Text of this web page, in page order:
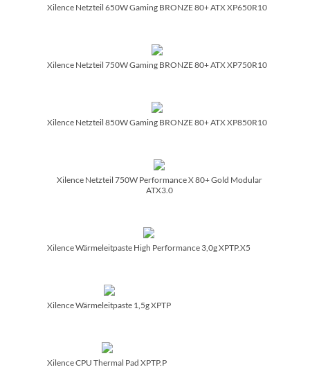
Xilence Netzteil 650W Gaming BRONZE 80+ ATX XP650R10
Xilence Netzteil 750W Gaming BRONZE 80+ ATX XP750R10
Xilence Netzteil 850W Gaming BRONZE 80+ ATX XP850R10
Xilence Netzteil 750W Performance X 80+ Gold Modular
ATX3.0
Xilence Wärmeleitpaste High Performance 3,0g XPTP.X5
Xilence Wärmeleitpaste 1,5g XPTP
Xilence CPU Thermal Pad XPTP.P